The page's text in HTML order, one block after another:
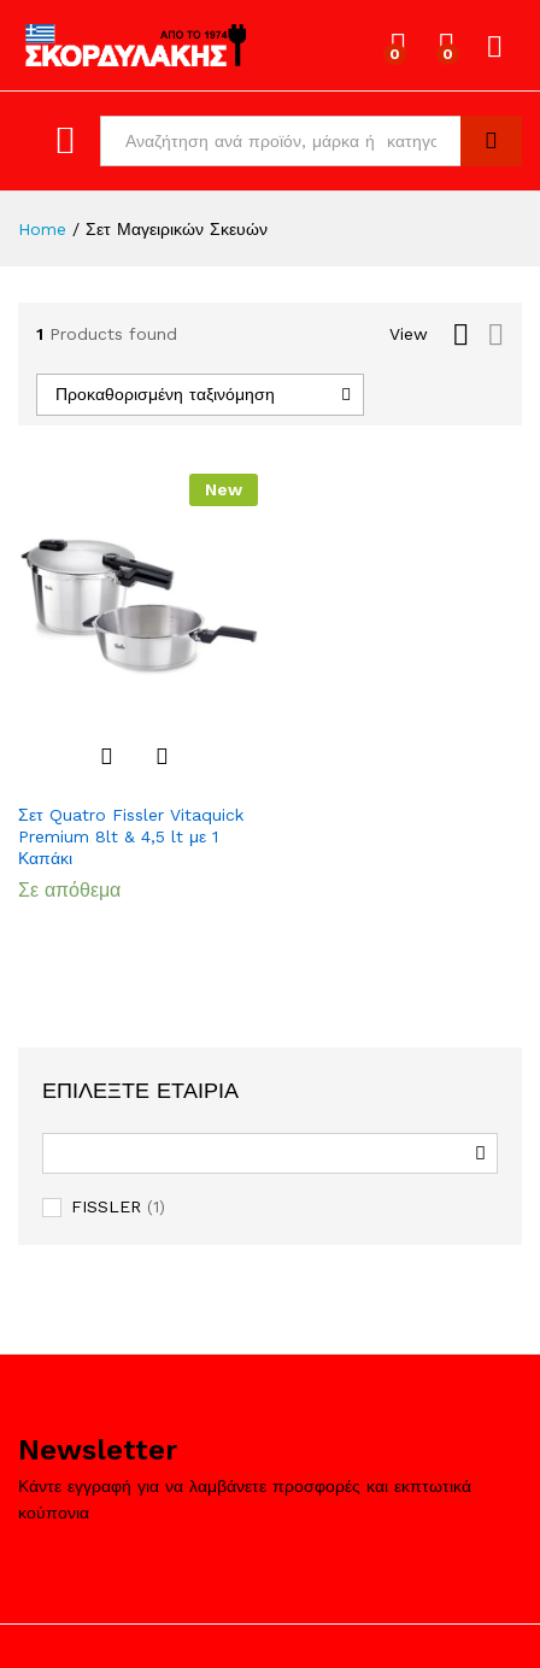
0 0
Search
Home / Σετ Μαγειρικών Σκευών
1 Products found View
Προκαθορισμένη ταξινόμηση
New
to
Wish
Σετ Quatro Fissler Vitaquick
Premium 8lt & 4,5 lt με 1
Καπάκι
Σε απόθεμα
ΕΠΙΛΈΞΤΕ ΕΤΑΙΡΊΑ
FISSLER (1)
Newsletter
Κάντε εγγραφή για να λαμβάνετε προσφορές και εκπτωτικά
κούπονια